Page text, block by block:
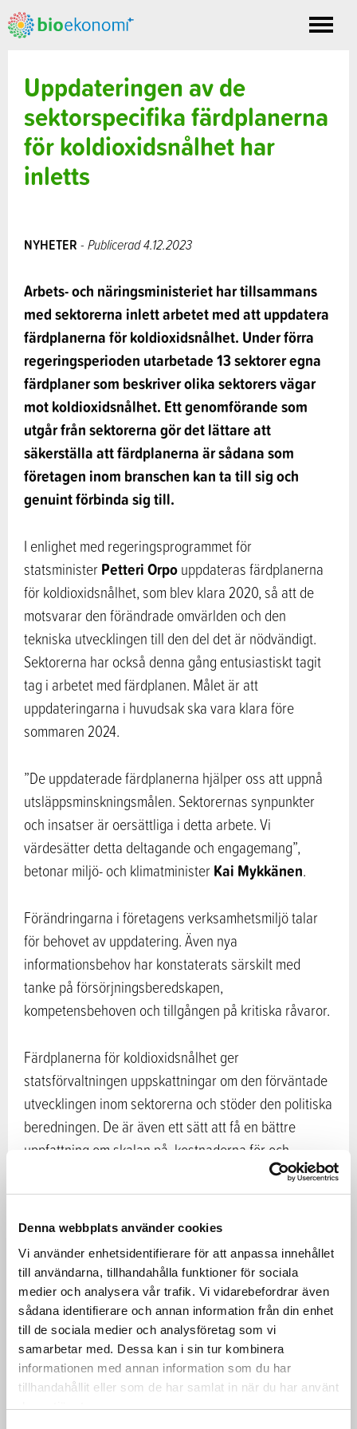
Denna webbplats använder cookies
Vi använder enhetsidentifierare för att anpassa innehållet
till användarna, tillhandahålla funktioner för sociala
medier och analysera vår trafik. Vi vidarebefordrar även
sådana identifierare och annan information från din enhet
till de sociala medier och analysföretag som vi
samarbetar med. Dessa kan i sin tur kombinera
informationen med annan information som du har
tillhandahållit eller som de har samlat in när du har använt
deras tjänster.
Toggle
Uppdateringen av de
sektorspecifika färdplanerna
för koldioxidsnålhet har
inletts
NYHETER - Publicerad 4.12.2023
Arbets- och näringsministeriet har tillsammans
med sektorerna inlett arbetet med att uppdatera
färdplanerna för koldioxidsnålhet. Under förra
regeringsperioden utarbetade 13 sektorer egna
färdplaner som beskriver olika sektorers vägar
mot koldioxidsnålhet. Ett genomförande som
utgår från sektorerna gör det lättare att
säkerställa att färdplanerna är sådana som
företagen inom branschen kan ta till sig och
genuint förbinda sig till.
I enlighet med regeringsprogrammet för
statsministerPetteri Orpouppdateras färdplanerna
för koldioxidsnålhet, som blev klara 2020, så att de
motsvarar den förändrade omvärlden och den
tekniska utvecklingen till den del det är nödvändigt.
Sektorerna har också denna gång entusiastiskt tagit
tag i arbetet med färdplanen. Målet är att
uppdateringarna i huvudsak ska vara klara före
sommaren 2024.
”De uppdaterade färdplanerna hjälper oss att uppnå
utsläppsminskningsmålen. Sektorernas synpunkter
och insatser är oersättliga i detta arbete. Vi
värdesätter detta deltagande och engagemang”,
betonar miljö- och klimatministerKai Mykkänen.
Förändringarna i företagens verksamhetsmiljö talar
för behovet av uppdatering. Även nya
informationsbehov har konstaterats särskilt med
tanke på försörjningsberedskapen,
kompetensbehoven och tillgången på kritiska råvaror.
Färdplanerna för koldioxidsnålhet ger
statsförvaltningen uppskattningar om den förväntade
utvecklingen inom sektorerna och stöder den politiska
beredningen. De är även ett sätt att få en bättre
uppfattning om skalan på, kostnaderna för och
förutsättningarna för åtgärder som behövs samt att
öka medvetenheten om de möjligheter som
klimatneutralitetsmålet skapar.
Färdplanerna för koldioxidsnålhet är ett internationellt
unikt sätt att föra en dialog mellan näringslivet och
statsförvaltningen och främjar samtidigt målet om
klimatneutralitet enligt Finlands klimatlag.
Gemensam insats, gemensam
nytta – klart till sommaren 2024